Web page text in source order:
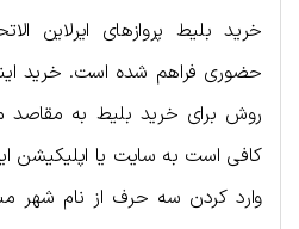
خرید بلیط پروازهای ایرلاین
حضوری فراهم شده است. خرید
روش برای خرید بلیط به مقاصد
کافی است به سایت یا اپلیکیشن
وارد کردن سه حرف از نام شهر